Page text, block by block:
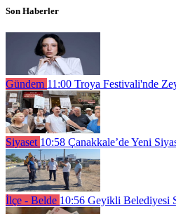
Son Haberler
Gündem 11:00 Troya Festivali'nde
Siyaset 10:58 Çanakkale’de Yeni
İlçe - Belde 10:56 Geyikli Belediyesi